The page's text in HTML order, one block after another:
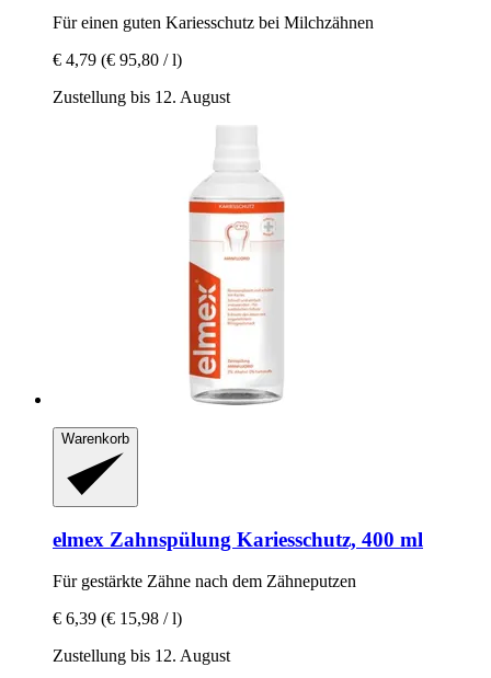
Für einen guten Kariesschutz bei Milchzähnen
€ 4,79 (€ 95,80 / l)
Zustellung bis 12. August
Warenkorb
elmex Zahnspülung Kariesschutz, 400 ml
Für gestärkte Zähne nach dem Zähneputzen
€ 6,39 (€ 15,98 / l)
Zustellung bis 12. August